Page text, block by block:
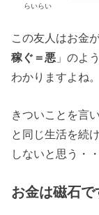
らいらい
この友人はお金
稼ぐ＝悪 」のよ
わかりますよね。
きついことを言
と同じ生活を続
しないと思う・・
お金は磁石で